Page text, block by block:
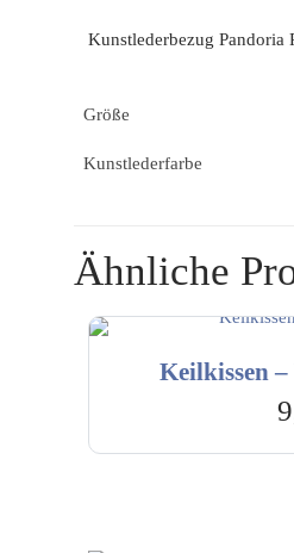
Kunstlederbezug Pandoria
Größe
Kunstlederfarbe
Ähnliche
Keilkissen